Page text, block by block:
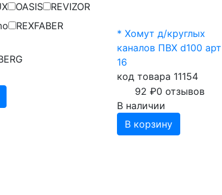
OASIS
REVIZOR
REXFABER
* Хомут д/круглых
каналов ПВХ d100 арт
16
код товара 11154
92 ₽0 отзывов
В наличии
В корзину